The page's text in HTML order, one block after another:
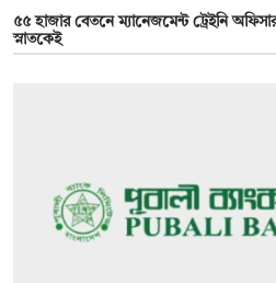
৫৫ হাজার বেতনে ম্যানেজমেন্ট ট্রেইনি
স্নাতকেই